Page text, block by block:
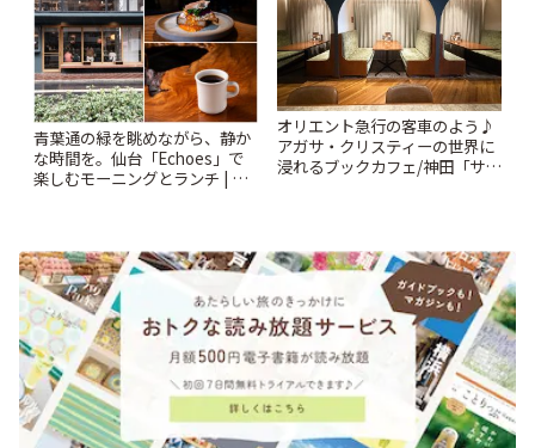
青葉通の緑を眺めながら、静か
な時間を。仙台「Echoes」で
楽しむモーニングとランチ | こ
オリエント急行の客車のよう♪
アガサ・クリスティーの世界に
浸れるブックカフェ/神田「サロ